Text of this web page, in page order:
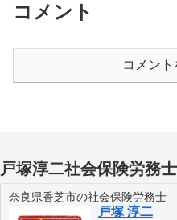
コメント
コメン
戸塚淳二社会保険労務
奈良県香芝市の社会保険労務士
戸塚 淳二